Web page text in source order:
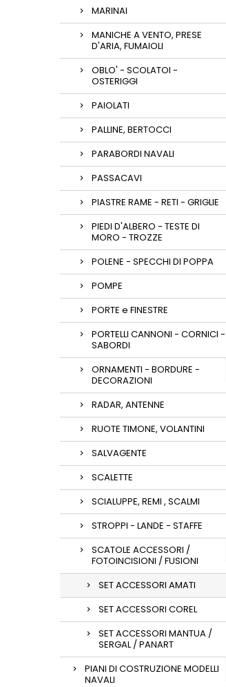
MARINAI
MANICHE A VENTO, PRESE
D'ARIA, FUMAIOLI
OBLO' - SCOLATOI -
OSTERIGGI
PAIOLATI
PALLINE, BERTOCCI
PARABORDI NAVALI
PASSACAVI
PIASTRE RAME - RETI - GRIGLIE
PIEDI D'ALBERO - TESTE DI
MORO - TROZZE
POLENE - SPECCHI DI POPPA
POMPE
PORTE e FINESTRE
PORTELLI CANNONI - CORNICI -
SABORDI
ORNAMENTI - BORDURE -
DECORAZIONI
RADAR, ANTENNE
RUOTE TIMONE, VOLANTINI
SALVAGENTE
SCALETTE
SCIALUPPE, REMI , SCALMI
STROPPI - LANDE - STAFFE
SCATOLE ACCESSORI /
FOTOINCISIONI / FUSIONI
SET ACCESSORI AMATI
SET ACCESSORI COREL
SET ACCESSORI MANTUA /
SERGAL / PANART
PIANI DI COSTRUZIONE MODELLI
NAVALI